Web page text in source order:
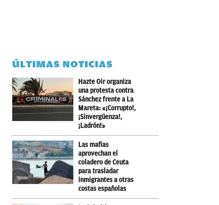
ÚLTIMAS NOTICIAS
Hazte Oir organiza
una protesta contra
Sánchez frente a La
Mareta: «¡Corrupto!,
¡Sinvergüenza!,
¡Ladrón!»
Las mafias
aprovechan el
coladero de Ceuta
para trasladar
inmigrantes a otras
costas españolas